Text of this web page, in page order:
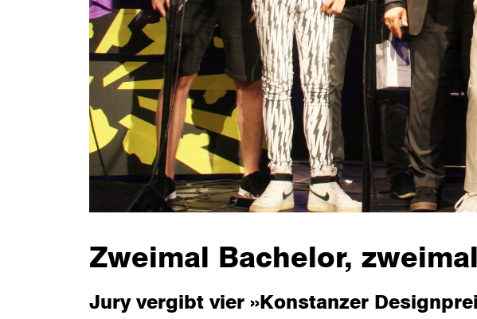
Zweimal Bachelor,
Jury vergibt vier »Konstanzer